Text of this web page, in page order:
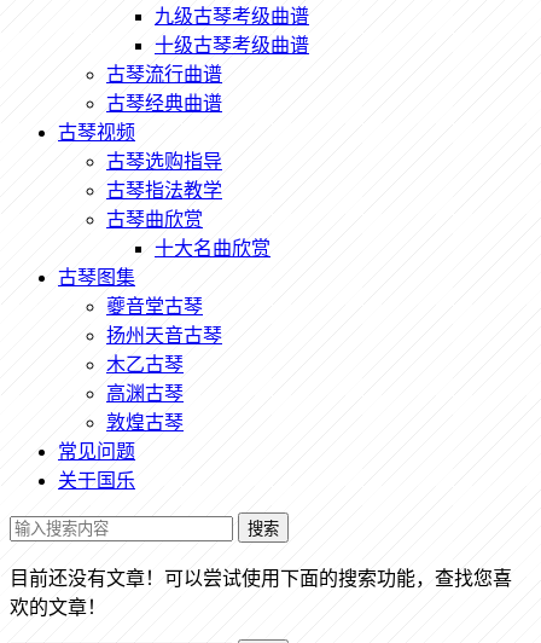
九级古琴考级曲谱
十级古琴考级曲谱
古琴流行曲谱
古琴经典曲谱
古琴视频
古琴选购指导
古琴指法教学
古琴曲欣赏
十大名曲欣赏
古琴图集
夔音堂古琴
扬州天音古琴
木乙古琴
高渊古琴
敦煌古琴
常见问题
关于国乐
搜索
目前还没有文章！可以尝试使用下面的搜索功能，查找您喜
欢的文章！